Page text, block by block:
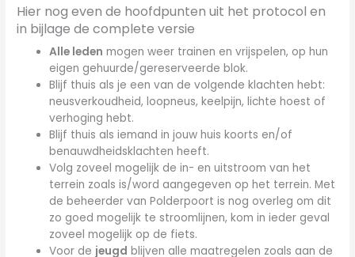
Hier nog even de hoofdpunten uit het protocol en
in bijlage de complete versie
Alle leden mogen weer trainen en vrijspelen, op hun
eigen gehuurde/gereserveerde blok.
Blijf thuis als je een van de volgende klachten hebt:
neusverkoudheid, loopneus, keelpijn, lichte hoest of
verhoging hebt.
Blijf thuis als iemand in jouw huis koorts en/of
benauwdheidsklachten heeft.
Volg zoveel mogelijk de in- en uitstroom van het
terrein zoals is/word aangegeven op het terrein. Met
de beheerder van Polderpoort is nog overleg om dit
zo goed mogelijk te stroomlijnen, kom in ieder geval
zoveel mogelijk op de fiets.
Voor de jeugd blijven alle maatregelen zoals aan de